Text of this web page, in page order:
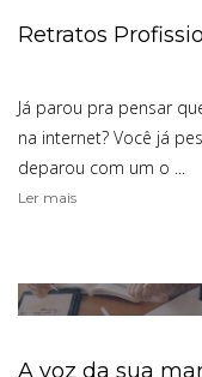
Retratos
Já parou pra pensar
na internet? Você já
deparou com um o ...
Ler mais
A voz da sua